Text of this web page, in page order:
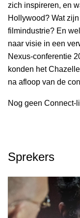
zich inspireren, en
Hollywood? Wat
filmindustrie? En
naar visie in een
Nexus-conferentie
konden het
na afloop van de
Nog geen Connect-
Sprekers